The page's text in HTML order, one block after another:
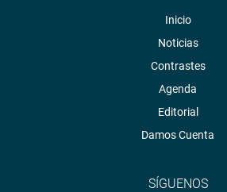
Inicio
Noticias
Contrastes
Agenda
Editorial
Damos Cuenta
SÍGUENOS